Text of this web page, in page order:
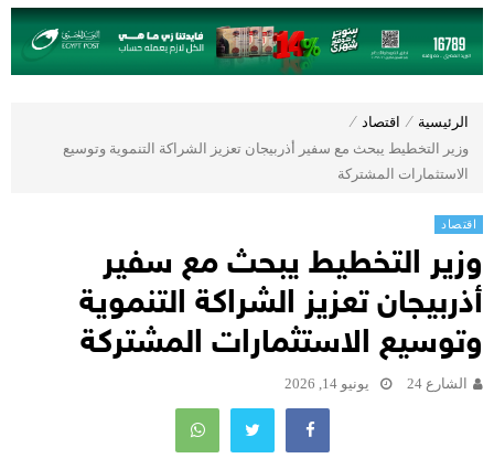
الرئيسية ⁄ اقتصاد ⁄
وزير التخطيط يبحث مع سفير أذربيجان تعزيز الشراكة التنموية وتوسيع
الاستثمارات المشتركة
اقتصاد
وزير التخطيط يبحث مع سفير
أذربيجان تعزيز الشراكة التنموية
وتوسيع الاستثمارات المشتركة
الشارع 24 يونيو 14, 2026